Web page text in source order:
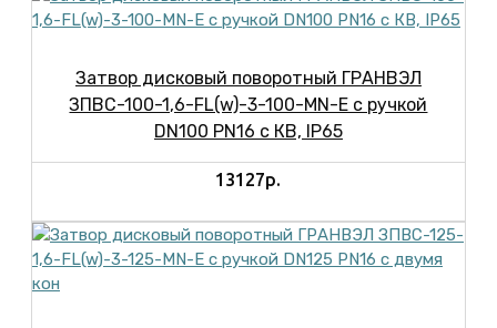
Затвор дисковый поворотный ГРАНВЭЛ
ЗПВС-100-1,6-FL(w)-3-100-MN-E с ручкой
DN100 PN16 с КВ, IP65
13127р.